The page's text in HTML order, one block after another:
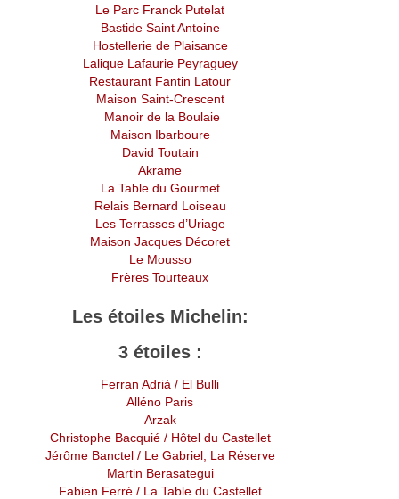
Le Parc Franck Putelat
Bastide Saint Antoine
Hostellerie de Plaisance
Lalique Lafaurie Peyraguey
Restaurant Fantin Latour
Maison Saint-Crescent
Manoir de la Boulaie
Maison Ibarboure
David Toutain
Akrame
La Table du Gourmet
Relais Bernard Loiseau
Les Terrasses d’Uriage
Maison Jacques Décoret
Le Mousso
Frères Tourteaux
Les étoiles Michelin:
3 étoiles :
Ferran Adrià / El Bulli
Alléno Paris
Arzak
Christophe Bacquié/ Hôtel du Castellet
Jérôme Banctel / Le Gabriel, La Réserve
Martin Berasategui
Fabien Ferré / La Table du Castellet